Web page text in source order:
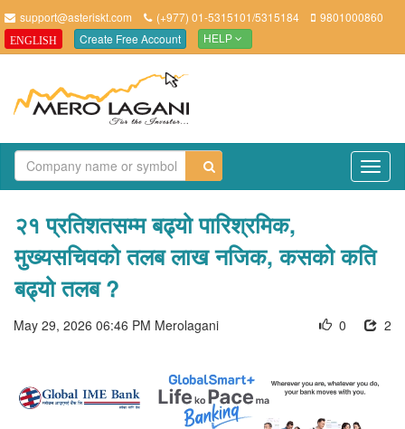
support@asteriskt.com (+977) 01-5315101/5315184 9801000860
ENGLISH Create Free Account HELP
२१ प्रतिशतसम्म बढ्यो पारिश्रमिक,
मुख्यसचिवको तलब लाख नजिक, कसको कति
बढ्यो तलब ?
May 29, 2026 06:46 PM Merolagani 2
0